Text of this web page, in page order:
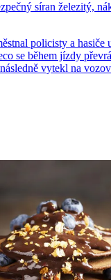
síran železitý,
policisty a hasiče
se během jízdy
vytekl na